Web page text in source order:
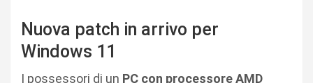
Nuova patch in arrivo per
Windows 11
I possessori di un PC con processore AMD